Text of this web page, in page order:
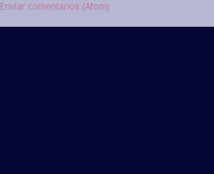
Enviar comentarios (Atom)